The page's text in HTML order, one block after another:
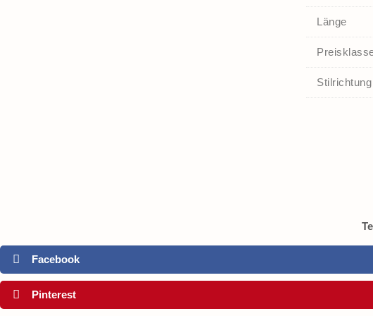
Länge
Stilrichtung
Facebook
Pinterest